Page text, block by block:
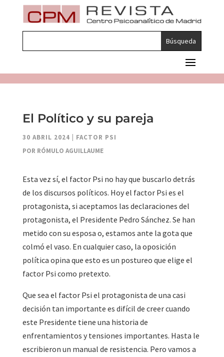
El Político y su pareja
30 ABRIL 2024
FACTOR PSI
POR RÓMULO AGUILLAUME
Esta vez sí, el factor Psi no hay que buscarlo detrás
de los discursos políticos. Hoy el factor Psi es el
protagonista, si aceptamos las declaraciones del
protagonista, el Presidente Pedro Sánchez. Se han
metido con su esposa o, estamos ante la gota que
colmó el vaso. En cualquier caso, la oposición
política opina que esto es un postureo que elige el
factor Psi como pretexto.
Que sea el factor Psi el protagonista de una casi
decisión tan importante es difícil de creer cuando
este Presidente tiene una historia de
enfrentamientos y tensiones importantes. Hasta le
escribieron un manual de resistencia. Pero vamos a